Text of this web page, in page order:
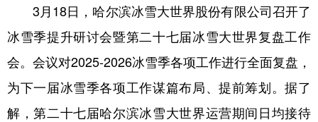
科技 科普 体育 文化
健康 军事 访谈 视频
食品 人居 信息化 乡村振兴
3月18日，哈尔滨冰雪大世界股份有限公司召开了
冰雪季提升研讨会暨第二十七届冰雪大世界复盘工作
会。会议对2025-2026冰雪季各项工作进行全面复盘，
为下一届冰雪季各项工作谋篇布局、提前筹划。据了
解，第二十七届哈尔滨冰雪大世界运营期间日均接待